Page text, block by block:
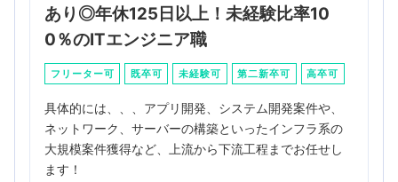
あり◎年休125日以上！未経験比率10
0％のITエンジニア職
フリーター可 既卒可 未経験可 第二新卒可 高卒可
具体的には、、、アプリ開発、システム開発案件や、
ネットワーク、サーバーの構築といったインフラ系の
大規模案件獲得など、上流から下流工程までお任せし
ます！